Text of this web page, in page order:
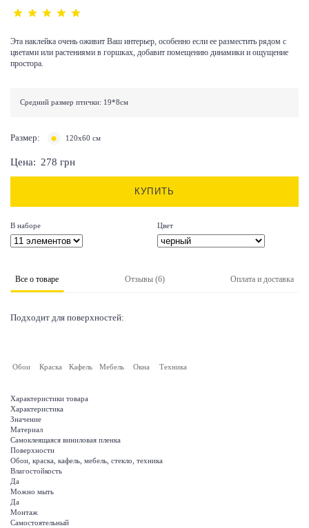
Эта наклейка очень оживит Ваш интерьер, особенно если ее разместить рядом с
цветами или растениями в горшках, добавит помещению динамики и ощущение
простора.
Средний размер птички: 19*8см
Размер: 120х60 см
Цена: 278 грн
КУПИТЬ
В наборе Цвет
Все о товаре Отзывы (6) Оплата и доставка
Подходит для поверхностей:
Обои Краска Кафель Мебель Окна Техника
Характеристики товара
Характеристика
Значение
Материал
Самоклеящаяся виниловая пленка
Поверхности
Обои, краска, кафель, мебель, стекло, техника
Влагостойкость
Да
Можно мыть
Да
Монтаж
Самостоятельный